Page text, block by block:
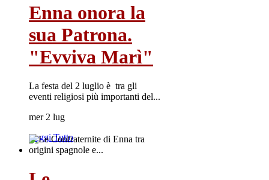
Enna onora la
sua Patrona.
"Evviva Marì"
La festa del 2 luglio è tra gli
eventi religiosi più importanti del...
mer 2 lug
Leggi Tutto